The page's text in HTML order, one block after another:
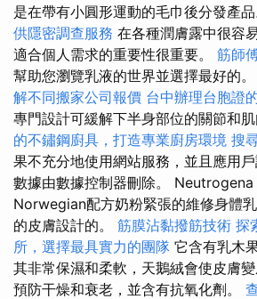
是在帶有小圓形運動的毛巾後分發產品
供隱密調查服務 在各種潤膚露中很容
適合個人需求的重要性很重要。 筋師
幫助您瀏覽乳液的世界並選擇最好的。
解不同搬家公司報價 台中辦理台胞證
專門設計可緩解下半身部位的關節和肌
的不鏽鋼廚具，打造專業廚房環境 搜
果不充分地使用網站服務，並且應用
數據由數據控制器刪除。 Neutrogena
Norwegian配方奶粉緊張的維修身體
的皮膚設計的。 筋膜沾黏撥筋技術 探
所，選擇最具實力的團隊 它含有乳木
其非常保濕和柔軟，天鵝絨會使皮膚
預防干燥和衰老，並含有抗氧化劑。